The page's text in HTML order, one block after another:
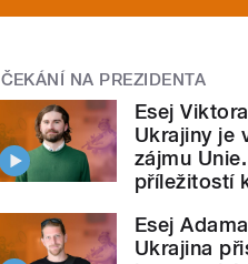
ČEKÁNÍ NA PREZIDENTA
Esej
Ukrajiny je
zájmu
příležitostí
Esej
Ukrajina